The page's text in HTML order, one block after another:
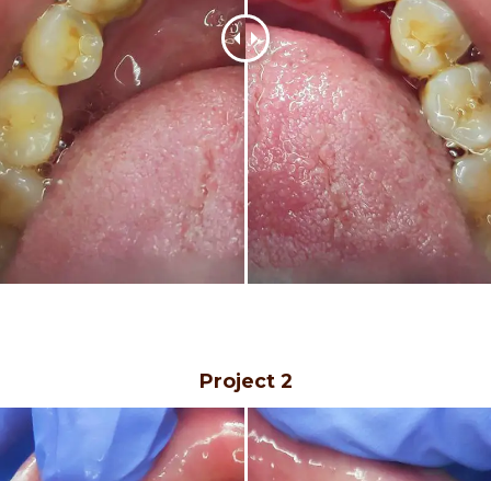
Project 2